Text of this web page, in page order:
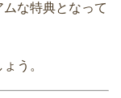
な特典となって
う。